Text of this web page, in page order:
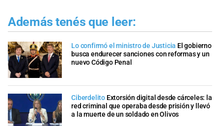
Además tenés que leer:
Lo confirmó el ministro de Justicia El gobierno
busca endurecer sanciones con reformas y un
nuevo Código Penal
Ciberdelito Extorsión digital desde cárceles: la
red criminal que operaba desde prisión y llevó
a la muerte de un soldado en Olivos